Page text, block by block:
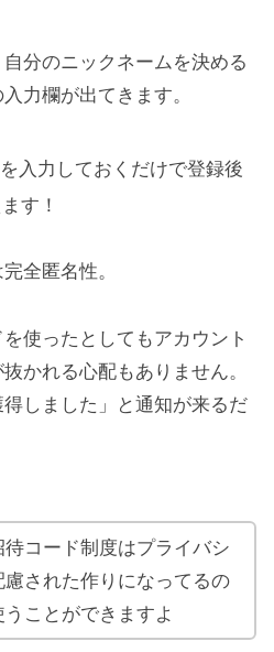
分のニックネームを決める
力欄が出てきます。
を入力しておくだけで登録後
す！
全匿名性。
使ったとしてもアカウント
かれる心配もありません。
しました」と通知が来るだ
待コード制度はプライバシ
された作りになってるの
ことができますよ